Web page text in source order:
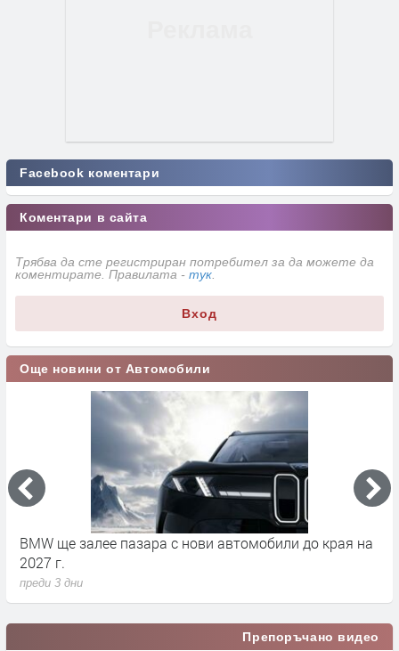
Facebook коментари
Коментари в сайта
Трябва да сте регистриран потребител за да можете да
коментирате. Правилата - тук.
Вход
Още новини от Автомобили
BMW ще залее пазара с нови автомобили до края на
2027 г.
преди 3 дни
Препоръчано видео